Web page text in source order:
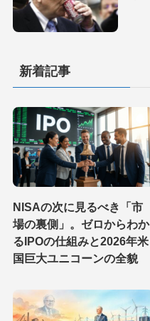
新着記事
NISAの次に見るべき「市
場の裏側」。ゼロからわか
るIPOの仕組みと2026年米
国巨大ユニコーンの全貌